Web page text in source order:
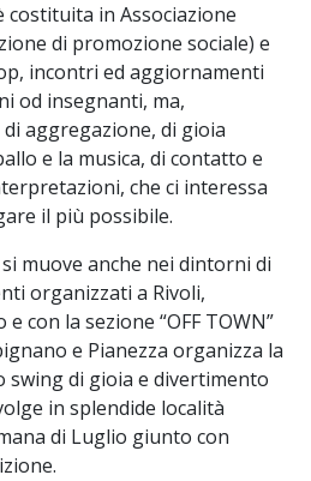
costituita in Associazione
di promozione sociale) e
incontri ed aggiornamenti
od insegnanti, ma,
aggregazione, di gioia
e la musica, di contatto e
che ci interessa
il più possibile.
muove anche nei dintorni di
organizzati a Rivoli,
con la sezione “OFF TOWN”
e Pianezza organizza la
swing di gioia e divertimento
in splendide località
di Luglio giunto con